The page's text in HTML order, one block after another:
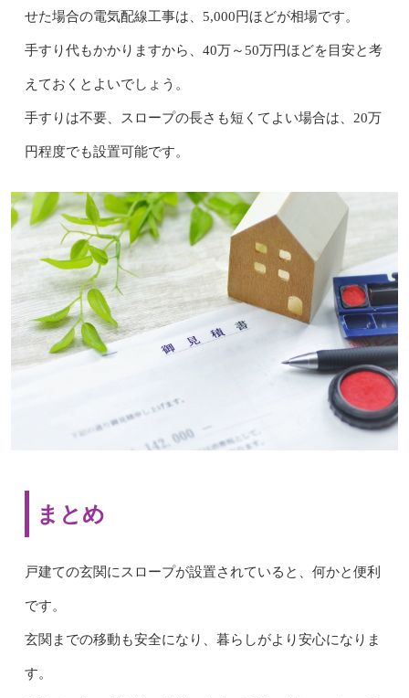
せた場合の電気配線工事は、5,000円ほどが相場です。
手すり代もかかりますから、40万～50万円ほどを目安と考
えておくとよいでしょう。
手すりは不要、スロープの長さも短くてよい場合は、20万
円程度でも設置可能です。
まとめ
戸建ての玄関にスロープが設置されていると、何かと便利
です。
玄関までの移動も安全になり、暮らしがより安心になりま
す。